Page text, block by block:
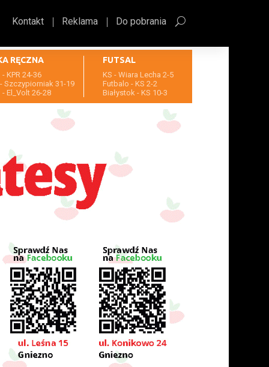
Kontakt Reklama Do pobrania
RĘCZNA
- KPR 24-36
- Szczypiorniak 31-19
- El_Volt 26-28
FUTSAL
KS - Wiara Lecha 2-5
Futbalo - KS 2-2
Białystok - KS 10-3